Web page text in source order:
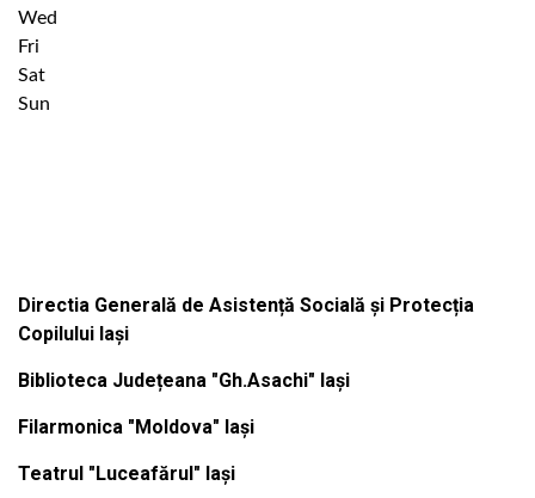
Wed
Fri
Sat
Sun
Directia Generală de Asistență Socială și Protecția
Copilului Iași
Biblioteca Județeana "Gh.Asachi" Iași
Filarmonica "Moldova" Iași
Teatrul "Luceafărul" Iași